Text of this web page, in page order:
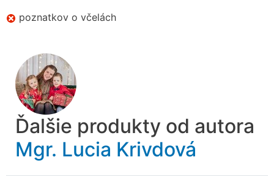
poznatkov o včelách
Ďalšie produkty od autora
Mgr. Lucia Krivdová